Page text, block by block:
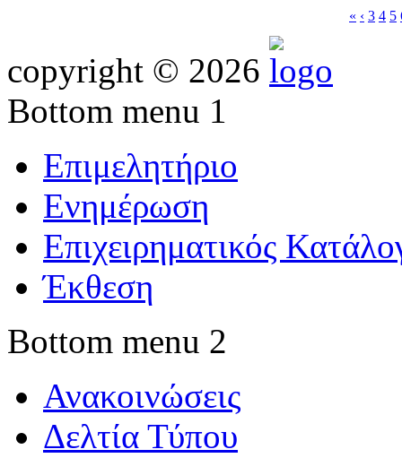
« ‹ 3 4 5
copyright © 2026
Bottom menu 1
Επιμελητήριο
Ενημέρωση
Επιχειρηματικός
Έκθεση
Bottom menu 2
Ανακοινώσεις
Δελτία Τύπου